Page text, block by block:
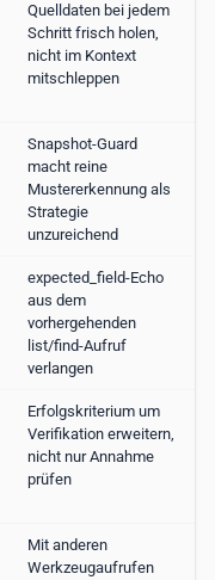
Quelldaten bei jedem
Schritt frisch holen,
nicht im Kontext
mitschleppen
Snapshot-Guard
macht reine
Mustererkennung als
Strategie
unzureichend
expected_field-Echo
aus dem
vorhergehenden
list/find-Aufruf
verlangen
Erfolgskriterium um
Verifikation erweitern,
nicht nur Annahme
prüfen
Mit anderen
Werkzeugaufrufen